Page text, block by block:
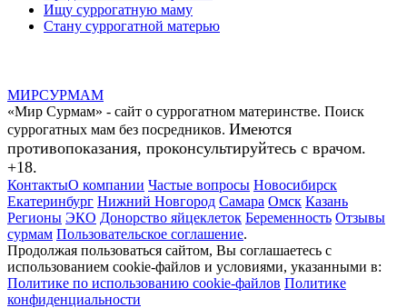
Ищу суррогатную маму
Стану суррогатной матерью
МИРСУРМАМ
«Мир Сурмам» - сайт о суррогатном материнстве. Поиск
суррогатных мам без посредников. Имеются
противопоказания, проконсультируйтесь с врачом.
+18.
КонтактыО компании Частые вопросы Новосибирск
Екатеринбург Нижний Новгород Самара Омск Казань
Регионы ЭКО Донорство яйцеклеток Беременность Отзывы
сурмам Пользовательское соглашение.
Продолжая пользоваться сайтом, Вы соглашаетесь с
использованием cookie-файлов и условиями, указанными в:
Политике по использованию cookie-файлов Политике
конфиденциальности